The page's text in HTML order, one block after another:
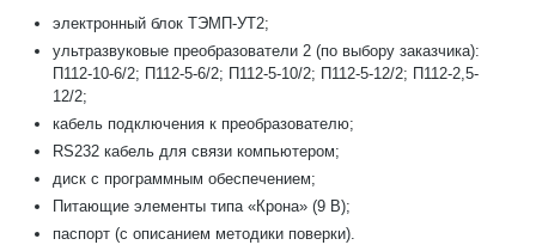
электронный блок ТЭМП-УT2;
ультразвуковые преобразователи 2 (по выбору заказчика):
П112-10-6/2; П112-5-6/2; П112-5-10/2; П112-5-12/2; П112-2,5-
12/2;
кабель подключения к преобразователю;
RS232 кабель для связи компьютером;
диск с программным обеспечением;
Питающие элементы типа «Крона» (9 В);
паспорт (с описанием методики поверки).